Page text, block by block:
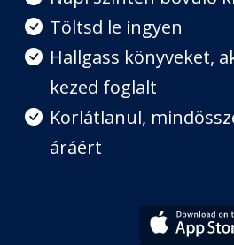
Tengeri kaland
Fejezet hossza: 00:07:55
Vendel korcsolyázik
Fejezet hossza: 00:06:29
Töltsd le ingyen
Hallgass könyveket,
kezed foglalt
Korlátlanul,
áráért